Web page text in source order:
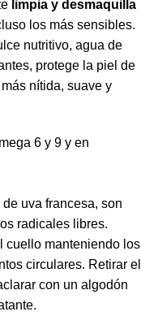
limpia y desmaquilla
los más sensibles.
nutritivo, agua de
protege la piel de
nítida, suave y
6 y 9 y en
uva francesa, son
radicales libres.
cuello manteniendo los
circulares. Retirar el
con un algodón